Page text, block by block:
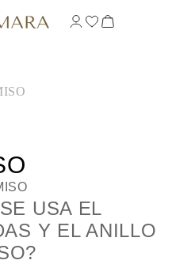
USA EL
Y EL ANILLO